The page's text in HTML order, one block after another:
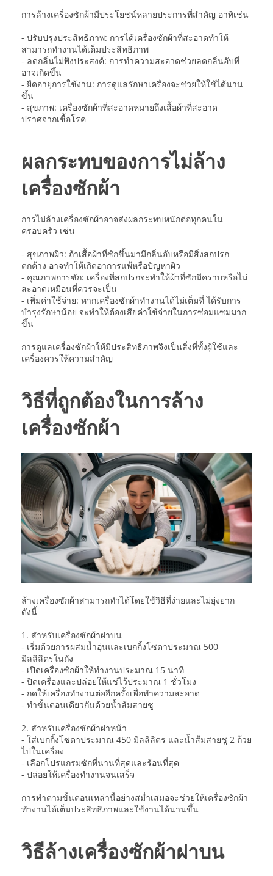
การล้างเครื่องซักผ้ามีประโยชน์หลายประการที่สำคัญ อาทิเช่น
- ปรับปรุงประสิทธิภาพ: การได้เครื่องซักผ้าที่สะอาดทำให้
สามารถทำงานได้เต็มประสิทธิภาพ
- ลดกลิ่นไม่พึงประสงค์: การทำความสะอาดช่วยลดกลิ่นอับที่
อาจเกิดขึ้น
- ยืดอายุการใช้งาน: การดูแลรักษาเครื่องจะช่วยให้ใช้ได้นาน
ขึ้น
- สุขภาพ: เครื่องซักผ้าที่สะอาดหมายถึงเสื้อผ้าที่สะอาด
ปราศจากเชื้อโรค
ผลกระทบของการไม่ล้าง
เครื่องซักผ้า
การไม่ล้างเครื่องซักผ้าอาจส่งผลกระทบหนักต่อทุกคนใน
ครอบครัว เช่น
- สุขภาพผิว: ถ้าเสื้อผ้าที่ซักขึ้นมามีกลิ่นอับหรือมีสิ่งสกปรก
ตกค้าง อาจทำให้เกิดอาการแพ้หรือปัญหาผิว
- คุณภาพการซัก: เครื่องที่สกปรกจะทำให้ผ้าที่ซักมีคราบหรือไม่
สะอาดเหมือนที่ควรจะเป็น
- เพิ่มค่าใช้จ่าย: หากเครื่องซักผ้าทำงานได้ไม่เต็มที่ ได้รับการ
บำรุงรักษาน้อย จะทำให้ต้องเสียค่าใช้จ่ายในการซ่อมแซมมาก
ขึ้น
การดูแลเครื่องซักผ้าให้มีประสิทธิภาพจึงเป็นสิ่งที่ทั้งผู้ใช้และ
เครื่องควรให้ความสำคัญ
วิธีที่ถูกต้องในการล้าง
เครื่องซักผ้า
ล้างเครื่องซักผ้าสามารถทำได้โดยใช้วิธีที่ง่ายและไม่ยุ่งยาก
ดังนี้
1. สำหรับเครื่องซักผ้าฝาบน
- เริ่มด้วยการผสมน้ำอุ่นและเบกกิ้งโซดาประมาณ 500
มิลลิลิตรในถัง
- เปิดเครื่องซักผ้าให้ทำงานประมาณ 15 นาที
- ปิดเครื่องและปล่อยให้แช่ไว้ประมาณ 1 ชั่วโมง
- กดให้เครื่องทำงานต่ออีกครั้งเพื่อทำความสะอาด
- ทำขั้นตอนเดียวกันด้วยน้ำส้มสายชู
2. สำหรับเครื่องซักผ้าฝาหน้า
- ใส่เบกกิ้งโซดาประมาณ 450 มิลลิลิตร และน้ำส้มสายชู 2 ถ้วย
ไปในเครื่อง
- เลือกโปรแกรมซักที่นานที่สุดและร้อนที่สุด
- ปล่อยให้เครื่องทำงานจนเสร็จ
การทำตามขั้นตอนเหล่านี้อย่างสม่ำเสมอจะช่วยให้เครื่องซักผ้า
ทำงานได้เต็มประสิทธิภาพและใช้งานได้นานขึ้น
วิธีล้างเครื่องซักผ้าฝาบน